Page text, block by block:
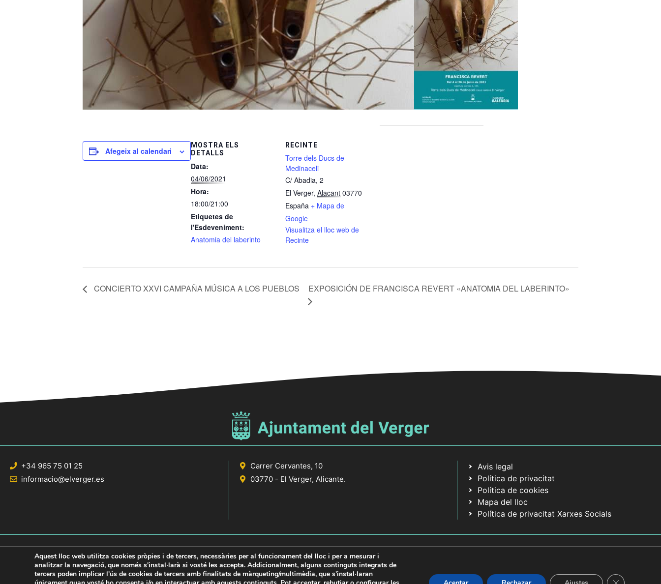
Afegeix al calendari
MOSTRA ELS
DETALLS
Data:
04/06/2021
Hora:
18:00/21:00
Etiquetes de
l'Esdeveniment:
Anatomia del laberinto
RECINTE
Torre dels Ducs de
Medinaceli
C/ Abadia, 2
El Verger, Alacant 03770
España + Mapa de
Google
Visualitza el lloc web de
Recinte
CONCIERTO XXVI CAMPAÑA MÚSICA A LOS PUEBLOS EXPOSICIÓN DE FRANCISCA REVERT «ANATOMIA DEL LABERINTO»
+34 965 75 01 25
informacio@elverger.es
Carrer Cervantes, 10
03770 - El Verger, Alicante.
Avis legal
Política de privacitat
Política de cookies
Mapa del lloc
Política de privacitat Xarxes Socials
© 2020 Web desarrollada por el Servicio de Informática de Diputación de Alicante
Aquest lloc web utilitza cookies pròpies i de tercers, necessàries per al funcionament del lloc i per a mesurar i
analitzar la navegació, que només s'instal·larà si vosté les accepta. Addicionalment, alguns continguts integrats de
tercers poden implicar l'ús de cookies de tercers amb finalitats de màrqueting/multimèdia, que s'instal·laran
Tanca el